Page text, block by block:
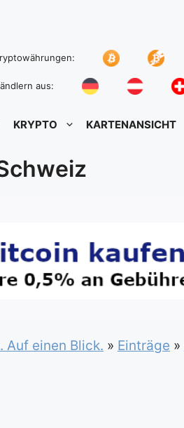
aus:
KRYPTO KARTENANSICHT
Auf einen Blick. » Einträge »